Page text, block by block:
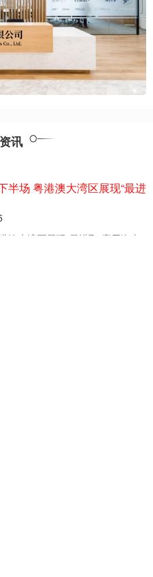
讯
半场 粤港澳大湾区展现“最进
大湾区展现“最进取”应用姿态